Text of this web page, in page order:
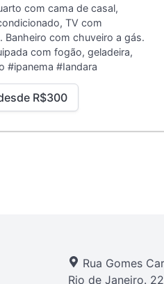
com cama de casal,
TV com
Banheiro com chuveiro a gás.
com fogão, geladeira,
#ipanema #Iandara
R$300
Rua Gomes
Rio de Janeiro.